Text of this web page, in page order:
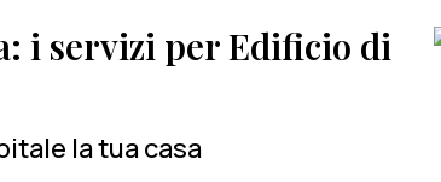
i servizi per Edificio di
la tua casa